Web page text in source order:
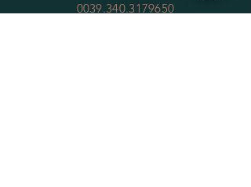
0039.340.3179650